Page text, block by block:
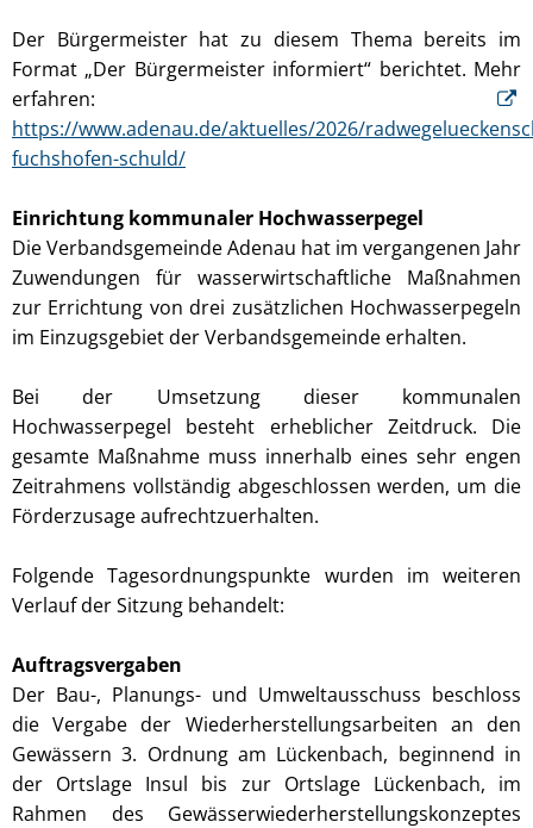
Der Bürgermeister hat zu diesem Thema bereits im
Format „Der Bürgermeister informiert“ berichtet. Mehr
erfahren:
https://www.adenau.de/aktuelles/2026/
fuchshofen-schuld/
Einrichtung kommunaler Hochwasserpegel
Die Verbandsgemeinde Adenau hat im vergangenen Jahr
Zuwendungen für wasserwirtschaftliche Maßnahmen
zur Errichtung von drei zusätzlichen Hochwasserpegeln
im Einzugsgebiet der Verbandsgemeinde erhalten.
Bei der Umsetzung dieser kommunalen
Hochwasserpegel besteht erheblicher Zeitdruck. Die
gesamte Maßnahme muss innerhalb eines sehr engen
Zeitrahmens vollständig abgeschlossen werden, um die
Förderzusage aufrechtzuerhalten.
Folgende Tagesordnungspunkte wurden im weiteren
Verlauf der Sitzung behandelt:
Auftragsvergaben
Der Bau-, Planungs- und Umweltausschuss beschloss
die Vergabe der Wiederherstellungsarbeiten an den
Gewässern 3. Ordnung am Lückenbach, beginnend in
der Ortslage Insul bis zur Ortslage Lückenbach, im
Rahmen des Gewässerwiederherstellungskonzeptes